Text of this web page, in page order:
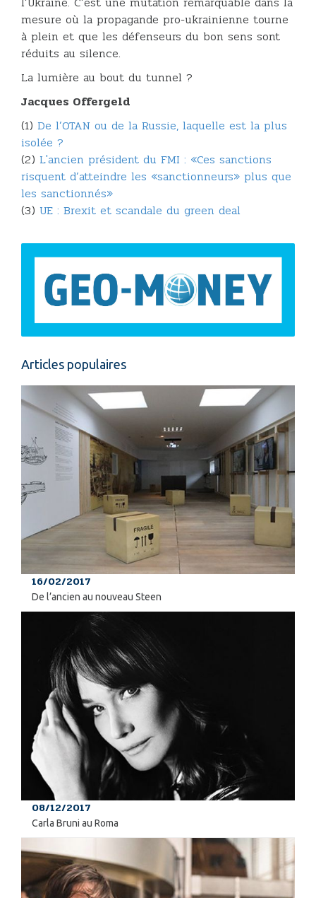
mesure où la propagande pro-ukrainienne tourne
à plein et que les défenseurs du bon sens sont
réduits au silence.
La lumière au bout du tunnel ?
Jacques Offergeld
(1) De l’OTAN ou de la Russie, laquelle est la plus
isolée ?
(2) L'ancien président du FMI : «Ces sanctions
risquent d’atteindre les «sanctionneurs» plus que
les sanctionnés»
(3) UE : Brexit et scandale du green deal
Articles populaires
16/02/2017
De l’ancien au nouveau Steen
08/12/2017
Carla Bruni au Roma